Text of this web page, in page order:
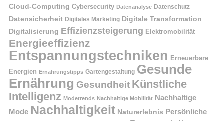
Cloud-Computing Cybersecurity Datenanalyse Datenschutz
Datensicherheit Digitales Marketing Digitale Transformation
Digitalisierung Effizienzsteigerung Elektromobilität
Energieeffizienz
Entspannungstechniken Erneuerbare
Energien Ernährungstipps Gartengestaltung Gesunde
Ernährung Gesundheit Künstliche
Intelligenz Modetrends Nachhaltige Mobilität Nachhaltige
Mode Nachhaltigkeit Naturerlebnis Persönliche